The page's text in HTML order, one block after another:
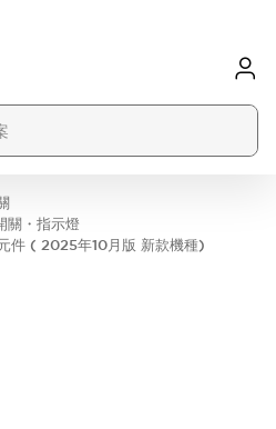
・指示燈
件 ( 2025年10月版 新款機種)